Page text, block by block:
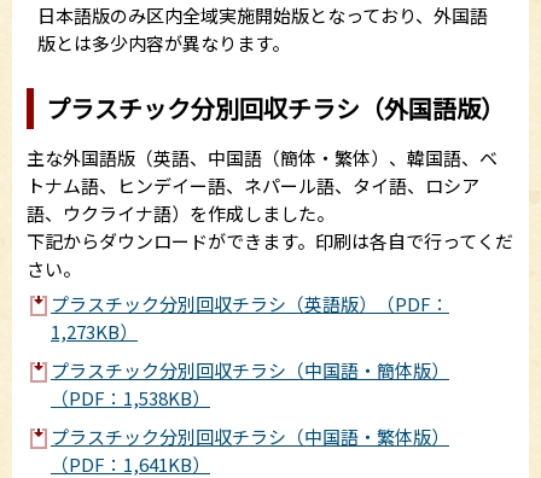
日本語版のみ区内全域実施開始版となっており、外国語
版とは多少内容が異なります。
プラスチック分別回収チラシ（外国語版）
主な外国語版（英語、中国語（簡体・繁体）、韓国語、ベ
トナム語、ヒンデイー語、ネパール語、タイ語、ロシア
語、ウクライナ語）を作成しました。
下記からダウンロードができます。印刷は各自で行ってくだ
さい。
プラスチック分別回収チラシ（英語版）（PDF：
1,273KB）
プラスチック分別回収チラシ（中国語・簡体版）
（PDF：1,538KB）
プラスチック分別回収チラシ（中国語・繁体版）
（PDF：1,641KB）